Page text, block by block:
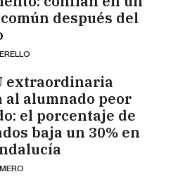
después del
extraordinaria
al alumnado peor
el porcentaje de
baja un 30% en